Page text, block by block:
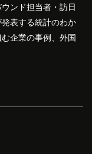
ンド担当者・訪日
表する統計のわか
企業の事例、外国